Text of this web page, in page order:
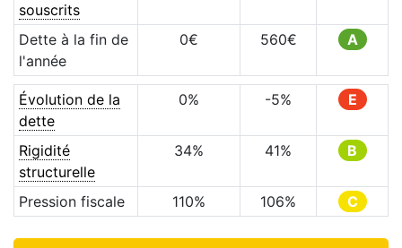
souscrits
Dette à la fin de
l'année
0€ 560€ A
Évolution de la
dette
0% -5% E
Rigidité
structurelle
34% 41% B
Pression fiscale 110% 106% C